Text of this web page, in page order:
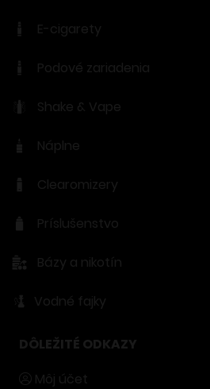
E-cigarety
Podové zariadenia
Shake & Vape
Náplne
Clearomizery
Príslušenstvo
Bázy a nikotín
Vodné fajky
DÔLEŽITÉ ODKAZY
Môj účet